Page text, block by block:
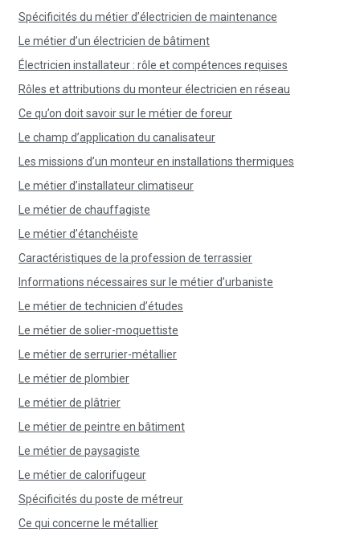
Spécificités du métier d’électricien de maintenance
Le métier d’un électricien de bâtiment
Électricien installateur : rôle et compétences requises
Rôles et attributions du monteur électricien en réseau
Ce qu’on doit savoir sur le métier de foreur
Le champ d’application du canalisateur
Les missions d’un monteur en installations thermiques
Le métier d’installateur climatiseur
Le métier de chauffagiste
Le métier d’étanchéiste
Caractéristiques de la profession de terrassier
Informations nécessaires sur le métier d’urbaniste
Le métier de technicien d’études
Le métier de solier-moquettiste
Le métier de serrurier-métallier
Le métier de plombier
Le métier de plâtrier
Le métier de peintre en bâtiment
Le métier de paysagiste
Le métier de calorifugeur
Spécificités du poste de métreur
Ce qui concerne le métallier